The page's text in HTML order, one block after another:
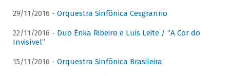
29/11/2016 - Orquestra Sinfônica Cesgranrio
22/11/2016 - Duo Érika Ribeiro e Luis Leite / “A Cor do
Invisível”
15/11/2016 - Orquestra Sinfônica Brasileira